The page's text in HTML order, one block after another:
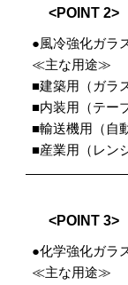
<POINT 2>
●風冷強化ガラ
≪主な用途≫
■建築用（ガラ
■内装用（テー
■輸送機用（自
■産業用（レン
<POINT 3>
●化学強化ガラ
≪主な用途≫